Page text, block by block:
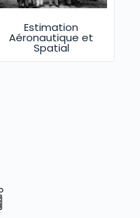
Estimation
Aéronautique et
Spatial